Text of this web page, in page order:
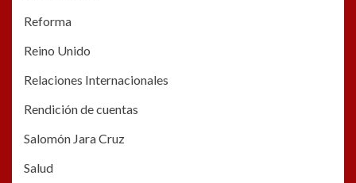
Reforma
Reino Unido
Relaciones Internacionales
Rendición de cuentas
Salomón Jara Cruz
Salud